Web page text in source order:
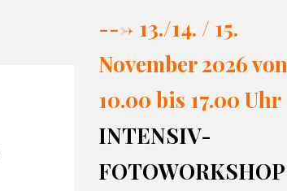
---> 13./14. / 15.
November 2026 von
10.00 bis 17.00 Uhr
INTENSIV-
FOTOWORKSHOP